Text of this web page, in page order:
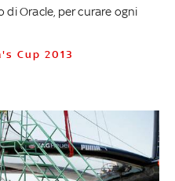
di Oracle, per curare ogni
Cup 2013